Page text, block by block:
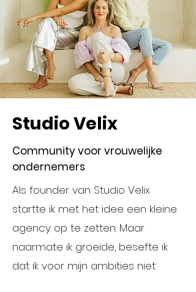
Studio Velix
Community voor vrouwelijke
ondernemers
Als founder van Studio Velix
startte ik met het idee een kleine
agency op te zetten. Maar
naarmate ik groeide, besefte ik
dat ik voor mijn ambities niet